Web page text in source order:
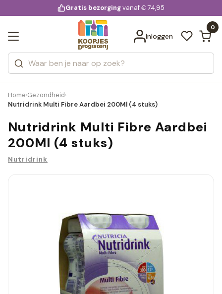
voor 20:00 uur besteld
Gratis bezorgingvanaf € 74,95
Inloggen
0
Zoeken
Categorieën
Merken
Bekijk alle resultaten
Home›Gezondheid›
Nutridrink Multi Fibre Aardbei 200Ml (4 stuks)
Nutridrink Multi Fibre Aardbei
200Ml (4 stuks)
Nutridrink